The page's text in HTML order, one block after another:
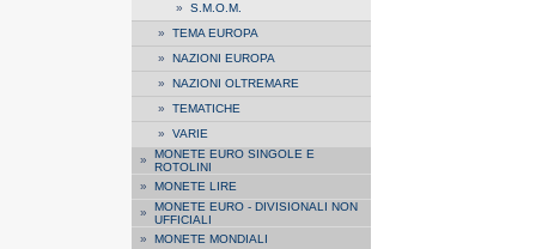
» S.M.O.M.
» TEMA EUROPA
» NAZIONI EUROPA
» NAZIONI OLTREMARE
» TEMATICHE
» VARIE
» MONETE EURO SINGOLE E
ROTOLINI
» MONETE LIRE
» MONETE EURO - DIVISIONALI NON
UFFICIALI
» MONETE MONDIALI